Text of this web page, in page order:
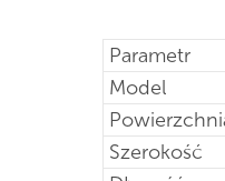
Parametr
Model
Szerokość